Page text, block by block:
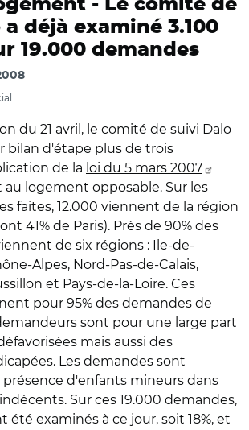
- Le comité de
déjà examiné 3.100
19.000 demandes
du 21 avril, le comité de suivi Dalo
bilan d'étape plus de trois
de la loi du 5 mars 2007
au logement opposable. Sur les
faites, 12.000 viennent de la région
41% de Paris). Près de 90% des
de six régions : Ile-de-
Alpes, Nord-Pas-de-Calais,
et Pays-de-la-Loire. Ces
pour 95% des demandes de
sont pour une large part
mais aussi des
Les demandes sont
présence d'enfants mineurs dans
Sur ces 19.000 demandes,
été examinés à ce jour, soit 18%, et